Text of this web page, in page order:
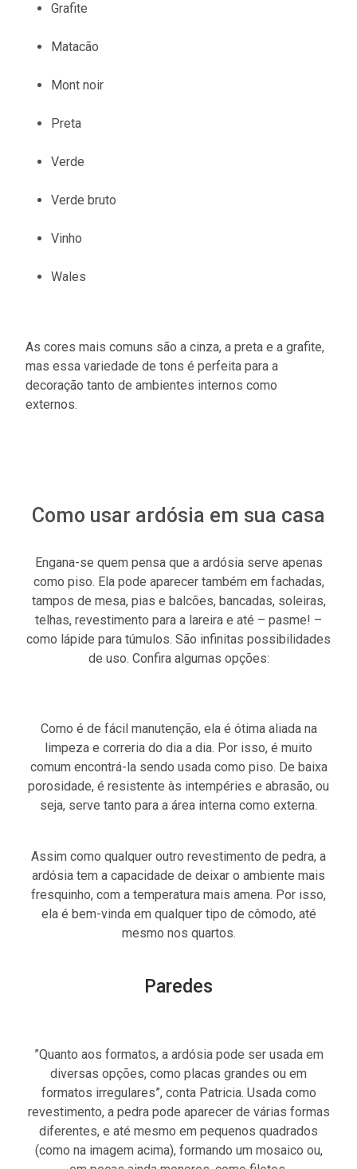
Grafite
Matacão
Mont noir
Preta
Verde
Verde bruto
Vinho
Wales
As cores mais comuns são a cinza, a preta e a grafite,
mas essa variedade de tons é perfeita para a
decoração tanto de ambientes internos como
externos.
Como usar ardósia em sua casa
Engana-se quem pensa que a ardósia serve apenas
como piso. Ela pode aparecer também em fachadas,
tampos de mesa, pias e balcões, bancadas, soleiras,
telhas, revestimento para a lareira e até – pasme! –
como lápide para túmulos. São infinitas possibilidades
de uso. Confira algumas opções:
Como é de fácil manutenção, ela é ótima aliada na
limpeza e correria do dia a dia. Por isso, é muito
comum encontrá-la sendo usada como piso. De baixa
porosidade, é resistente às intempéries e abrasão, ou
seja, serve tanto para a área interna como externa.
Assim como qualquer outro revestimento de pedra, a
ardósia tem a capacidade de deixar o ambiente mais
fresquinho, com a temperatura mais amena. Por isso,
ela é bem-vinda em qualquer tipo de cômodo, até
mesmo nos quartos.
Paredes
”Quanto aos formatos, a ardósia pode ser usada em
diversas opções, como placas grandes ou em
formatos irregulares”, conta Patricia. Usada como
revestimento, a pedra pode aparecer de várias formas
diferentes, e até mesmo em pequenos quadrados
(como na imagem acima), formando um mosaico ou,